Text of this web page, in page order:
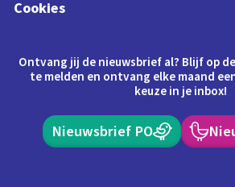
Cookies
Ontvang jij de nieuwsbrief al? Blijf op
te melden en ontvang elke maand
keuze in je inbox!
Nieuwsbrief PO